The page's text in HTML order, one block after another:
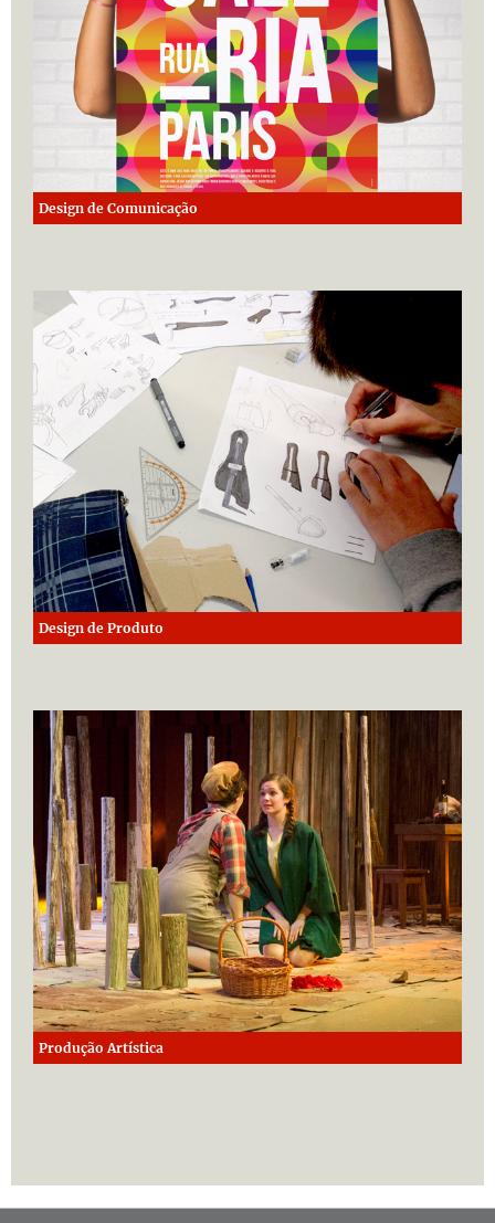
Design de Comunicação
Design de Produto
Produção Artística